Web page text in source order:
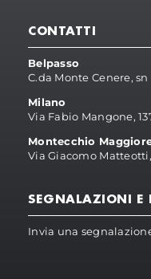
CONTATTI
Belpasso
C.da Monte Cenere, sn
Milano
Via Fabio Mangone,
Montecchio
Via Giacomo
SEGNALAZIONI E
Invia una